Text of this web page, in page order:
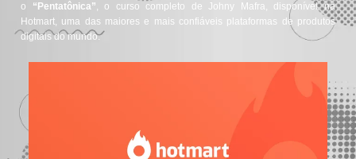
o
“Pentatônica”, o curso completo de Johny Mafra, disponível na
Hotmart, uma das maiores e mais confiáveis plataformas de produtos
digitais do mundo.